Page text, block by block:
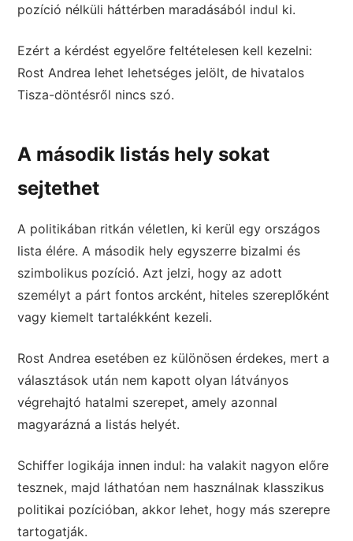
pozíció nélküli háttérben maradásából indul ki.
Ezért a kérdést egyelőre feltételesen kell kezelni:
Rost Andrea lehet lehetséges jelölt, de hivatalos
Tisza-döntésről nincs szó.
A második listás hely sokat
sejtethet
A politikában ritkán véletlen, ki kerül egy országos
lista élére. A második hely egyszerre bizalmi és
szimbolikus pozíció. Azt jelzi, hogy az adott
személyt a párt fontos arcként, hiteles szereplőként
vagy kiemelt tartalékként kezeli.
Rost Andrea esetében ez különösen érdekes, mert a
választások után nem kapott olyan látványos
végrehajtó hatalmi szerepet, amely azonnal
magyarázná a listás helyét.
Schiffer logikája innen indul: ha valakit nagyon előre
tesznek, majd láthatóan nem használnak klasszikus
politikai pozícióban, akkor lehet, hogy más szerepre
tartogatják.